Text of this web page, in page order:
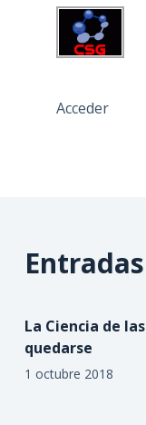
Acceder
La Ciencia de
quedarse
1 octubre 2018